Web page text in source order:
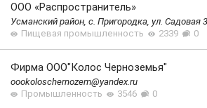
ООО «Распространитель»
Усманский район, с. Пригородка, ул. Садовая
Пищевая промышленность
2339 0
Фирма ООО"Колос Черноземья"
oookoloschernozem@yandex.ru
Промышленность
3546 0